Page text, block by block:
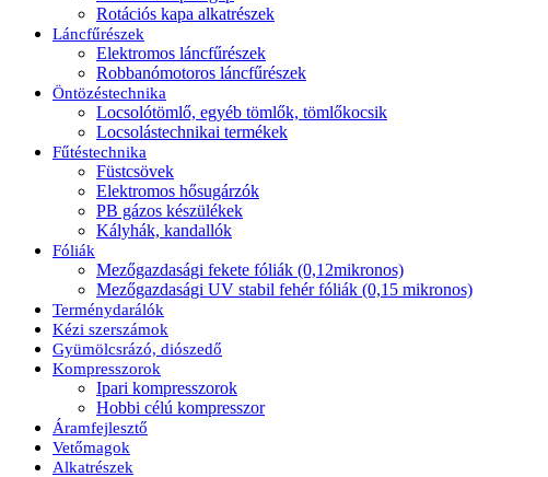
Rotációs kapa alkatrészek
Láncfűrészek
Elektromos láncfűrészek
Robbanómotoros láncfűrészek
Öntözéstechnika
Locsolótömlő, egyéb tömlők, tömlőkocsik
Locsolástechnikai termékek
Fűtéstechnika
Füstcsövek
Elektromos hősugárzók
PB gázos készülékek
Kályhák, kandallók
Fóliák
Mezőgazdasági fekete fóliák (0,12mikronos)
Mezőgazdasági UV stabil fehér fóliák (0,15 mikronos)
Terménydarálók
Kézi szerszámok
Gyümölcsrázó, diószedő
Kompresszorok
Ipari kompresszorok
Hobbi célú kompresszor
Áramfejlesztő
Vetőmagok
Alkatrészek